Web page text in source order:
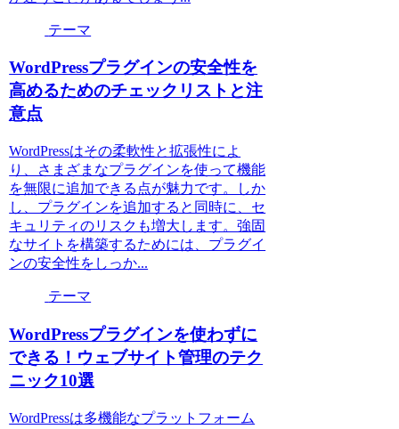
テーマ
WordPressプラグインの安全性を
高めるためのチェックリストと注
意点
WordPressはその柔軟性と拡張性によ
り、さまざまなプラグインを使って機能
を無限に追加できる点が魅力です。しか
し、プラグインを追加すると同時に、セ
キュリティのリスクも増大します。強固
なサイトを構築するためには、プラグイ
ンの安全性をしっか...
テーマ
WordPressプラグインを使わずに
できる！ウェブサイト管理のテク
ニック10選
WordPressは多機能なプラットフォーム